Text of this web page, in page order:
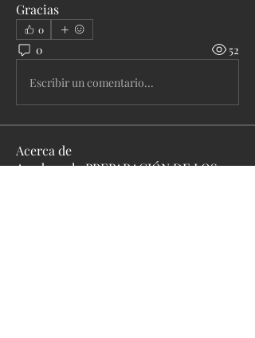
Gracias
0
0 52
Escribir un comentario...
Acerca de
Ayuda en la PREPARACIÓN DE LOS